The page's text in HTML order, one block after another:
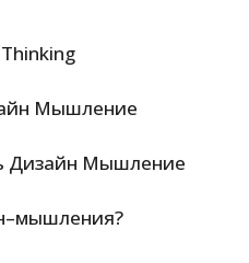
Мышление
Дизайн Мышление